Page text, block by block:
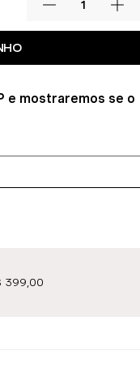
e mostraremos se o
399,00